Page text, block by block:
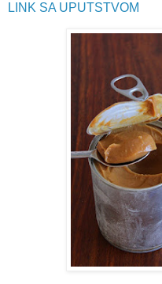
LINK SA UPUTSTVOM